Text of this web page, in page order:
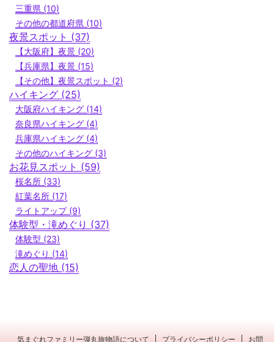
三重県 (10)
その他の都道府県 (10)
夜景スポット (37)
【大阪府】夜景 (20)
【兵庫県】夜景 (15)
【その他】夜景スポット (2)
ハイキング (25)
大阪府ハイキング (14)
奈良県ハイキング (4)
兵庫県ハイキング (4)
その他のハイキング (3)
お花見スポット (59)
桜名所 (33)
紅葉名所 (17)
ライトアップ (9)
体験型・滝めぐり (37)
体験型 (23)
滝めぐり (14)
恋人の聖地 (15)
気まぐれファミリー弾丸旅物語について プライバシーポリシー お問